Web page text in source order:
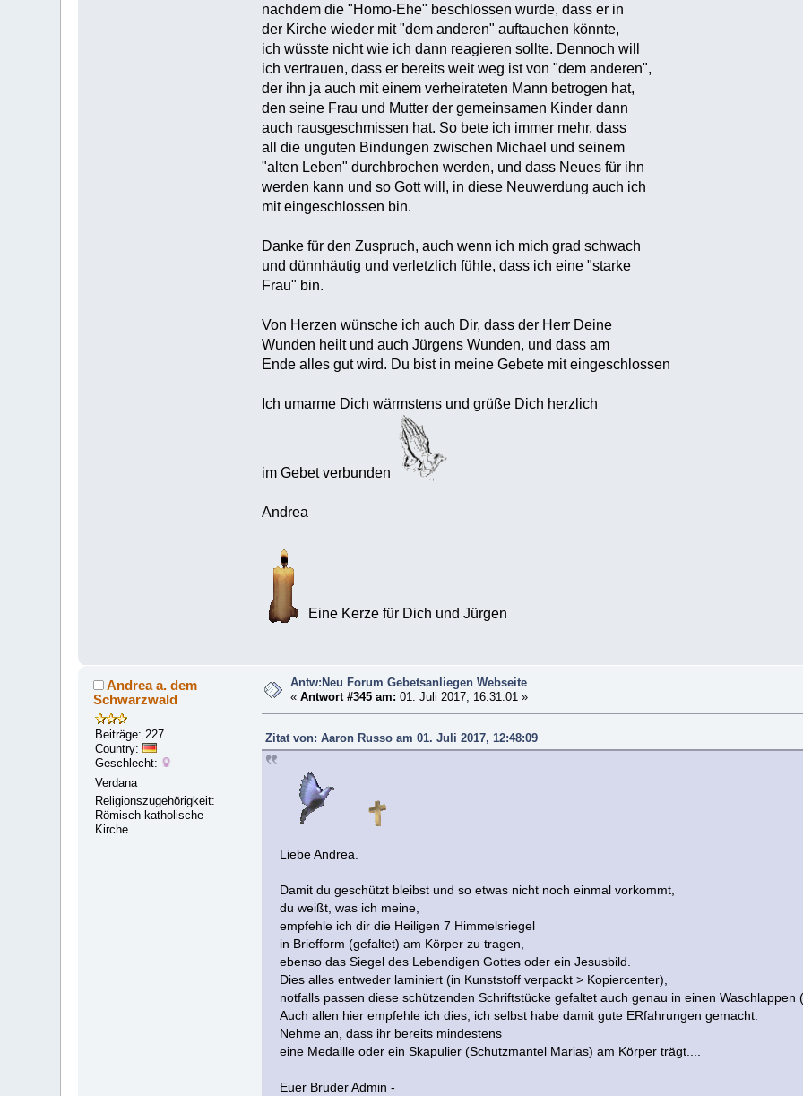
nachdem die "Homo-Ehe" beschlossen wurde, dass er in
der Kirche wieder mit "dem anderen" auftauchen könnte,
ich wüsste nicht wie ich dann reagieren sollte. Dennoch will
ich vertrauen, dass er bereits weit weg ist von "dem anderen",
der ihn ja auch mit einem verheirateten Mann betrogen hat,
den seine Frau und Mutter der gemeinsamen Kinder dann
auch rausgeschmissen hat. So bete ich immer mehr, dass
all die unguten Bindungen zwischen Michael und seinem
"alten Leben" durchbrochen werden, und dass Neues für ihn
werden kann und so Gott will, in diese Neuwerdung auch ich
mit eingeschlossen bin.
Danke für den Zuspruch, auch wenn ich mich grad schwach
und dünnhäutig und verletzlich fühle, dass ich eine "starke
Frau" bin.
Von Herzen wünsche ich auch Dir, dass der Herr Deine
Wunden heilt und auch Jürgens Wunden, und dass am
Ende alles gut wird. Du bist in meine Gebete mit eingeschlossen
Ich umarme Dich wärmstens und grüße Dich herzlich
im Gebet verbunden
Andrea
Eine Kerze für Dich und Jürgen
Andrea a. dem
Schwarzwald
Beiträge: 227
Country:
Geschlecht:
Verdana
Religionszugehörigkeit:
Römisch-katholische
Kirche
Antw:Neu Forum Gebetsanliegen Webseite
«Antwort #345 am: 01. Juli 2017, 16:31:01 »
Zitat von: Aaron Russo am 01. Juli 2017, 12:48:09
Liebe Andrea.
Damit du geschützt bleibst und so etwas nicht noch einmal vorkommt,
du weißt, was ich meine,
empfehle ich dir die Heiligen 7 Himmelsriegel
in Briefform (gefaltet) am Körper zu tragen,
ebenso das Siegel des Lebendigen Gottes oder ein Jesusbild.
Dies alles entweder laminiert (in Kunststoff verpackt > Kopiercenter),
notfalls passen diese schützenden Schriftstücke gefaltet auch genau in einen Waschlappen
Auch allen hier empfehle ich dies, ich selbst habe damit gute ERfahrungen gemacht.
Nehme an, dass ihr bereits mindestens
eine Medaille oder ein Skapulier (Schutzmantel Marias) am Körper trägt....
Euer Bruder Admin -